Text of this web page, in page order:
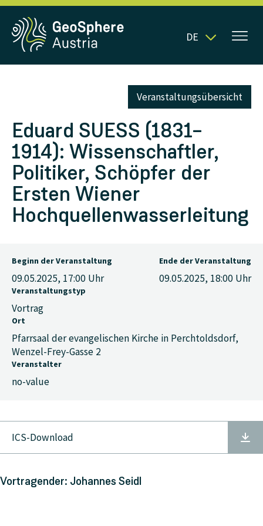
DE
Veranstaltungsübersicht
Eduard SUESS (1831–
1914): Wissenschaftler,
Politiker, Schöpfer der
Ersten Wiener
Hochquellenwasserleitung
Beginn der Veranstaltung
09.05.2025, 17:00 Uhr
Ende der Veranstaltung
09.05.2025, 18:00 Uhr
Veranstaltungstyp
Vortrag
Ort
Pfarrsaal der evangelischen Kirche in Perchtoldsdorf,
Wenzel-Frey-Gasse 2
Veranstalter
no-value
ICS-Download
Vortragender: Johannes Seidl